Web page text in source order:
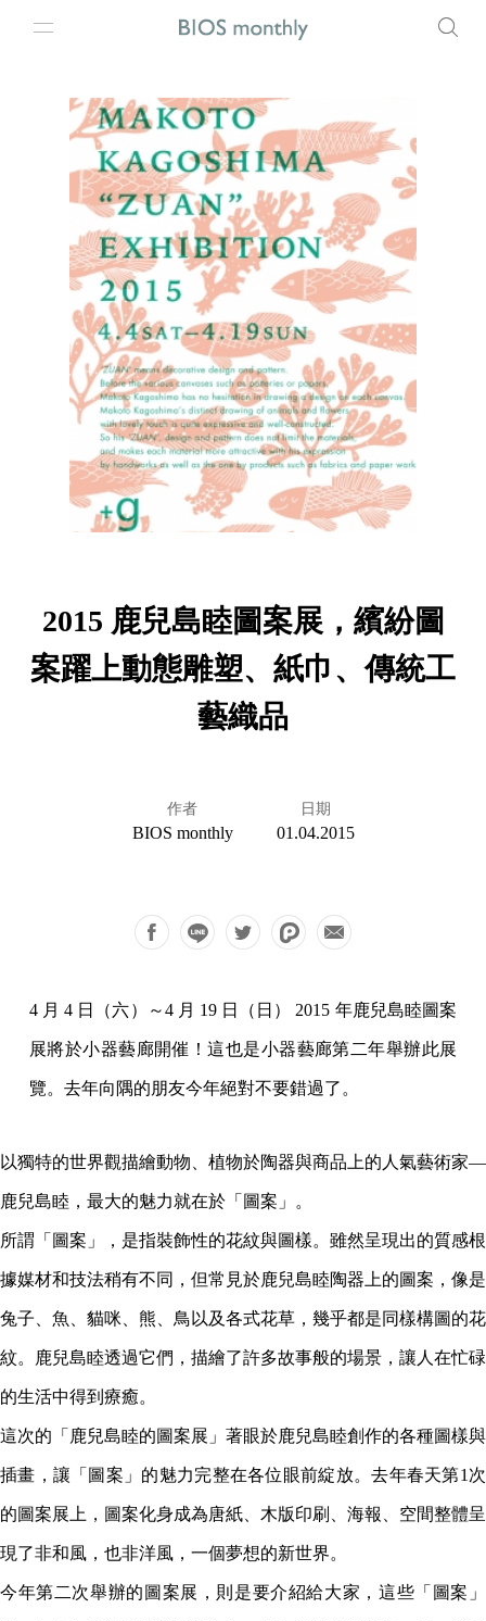
2015 鹿兒島睦圖案展，繽紛圖
案躍上動態雕塑、紙巾、傳統工
藝織品
作者
BIOS monthly
日期
01.04.2015
4 月 4 日（六）～4 月 19 日（日） 2015 年鹿兒島睦圖案
展將於小器藝廊開催！這也是小器藝廊第二年舉辦此展
覽。去年向隅的朋友今年絕對不要錯過了。
以獨特的世界觀描繪動物、植物於陶器與商品上的人氣藝術家—
鹿兒島睦，最大的魅力就在於「圖案」。
所謂「圖案」，是指裝飾性的花紋與圖樣。雖然呈現出的質感根
據媒材和技法稍有不同，但常見於鹿兒島睦陶器上的圖案，像是
兔子、魚、貓咪、熊、鳥以及各式花草，幾乎都是同樣構圖的花
紋。鹿兒島睦透過它們，描繪了許多故事般的場景，讓人在忙碌
的生活中得到療癒。
這次的「鹿兒島睦的圖案展」著眼於鹿兒島睦創作的各種圖樣與
插畫，讓「圖案」的魅力完整在各位眼前綻放。去年春天第1次
的圖案展上，圖案化身成為唐紙、木版印刷、海報、空間整體呈
現了非和風，也非洋風，一個夢想的新世界。
今年第二次舉辦的圖案展，則是要介紹給大家，這些「圖案」